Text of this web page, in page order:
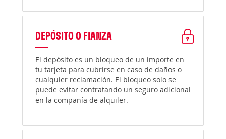
DEPÓSITO O FIANZA
El depósito es un bloqueo de un importe en
tu tarjeta para cubrirse en caso de daños o
cualquier reclamación. El bloqueo solo se
puede evitar contratando un seguro adicional
en la compañía de alquiler.